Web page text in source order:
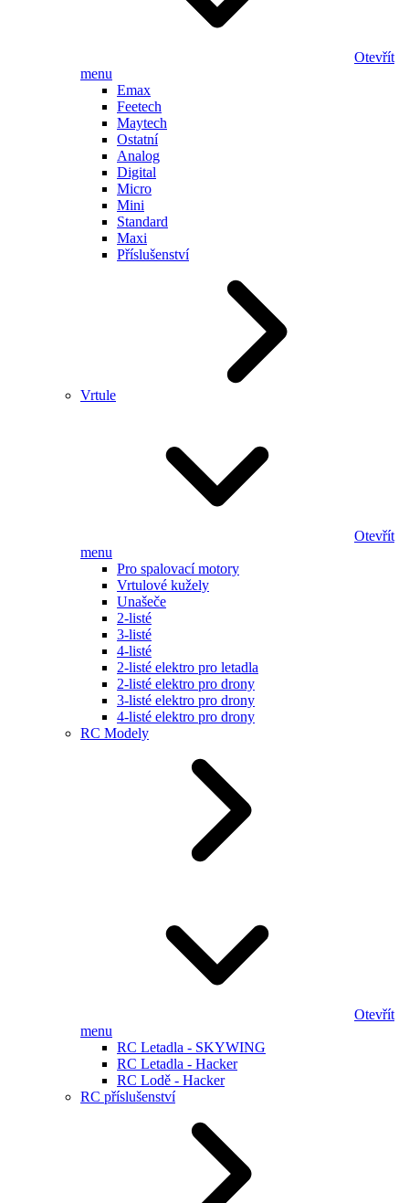
Otevřít
menu
Emax
Feetech
Maytech
Ostatní
Analog
Digital
Micro
Mini
Standard
Maxi
Příslušenství
Vrtule
Otevřít
menu
Pro spalovací motory
Vrtulové kužely
Unašeče
2-listé
3-listé
4-listé
2-listé elektro pro letadla
2-listé elektro pro drony
3-listé elektro pro drony
4-listé elektro pro drony
RC Modely
Otevřít
menu
RC Letadla - SKYWING
RC Letadla - Hacker
RC Lodě - Hacker
RC příslušenství